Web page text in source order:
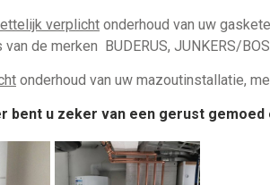
verplicht onderhoud van uw
de merken BUDERUS, JUNKERS/
onderhoud van uw mazoutinstallatie,
bent u zeker van een gerust